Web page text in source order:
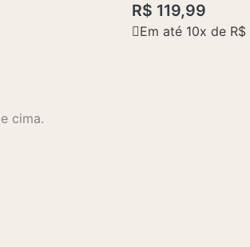
R$ 119,99
Em até 10x de R$
cima.